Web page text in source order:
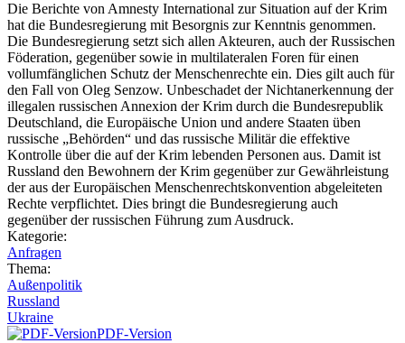
Die Berichte von Amnesty International zur Situation auf der Krim
hat die Bundesregierung mit Besorgnis zur Kenntnis genommen.
Die Bundesregierung setzt sich allen Akteuren, auch der Russischen
Föderation, gegenüber sowie in multilateralen Foren für einen
vollumfänglichen Schutz der Menschenrechte ein. Dies gilt auch für
den Fall von Oleg Senzow. Unbeschadet der Nichtanerkennung der
illegalen russischen Annexion der Krim durch die Bundesrepublik
Deutschland, die Europäische Union und andere Staaten üben
russische „Behörden“ und das russische Militär die effektive
Kontrolle über die auf der Krim lebenden Personen aus. Damit ist
Russland den Bewohnern der Krim gegenüber zur Gewährleistung
der aus der Europäischen Menschenrechtskonvention abgeleiteten
Rechte verpflichtet. Dies bringt die Bundesregierung auch
gegenüber der russischen Führung zum Ausdruck.
Kategorie:
Anfragen
Thema:
Außenpolitik
Russland
Ukraine
PDF-Version